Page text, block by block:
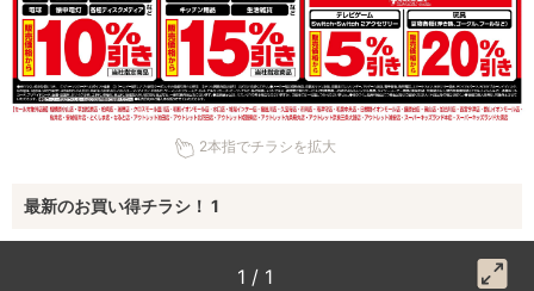
2本指でチラシを拡大
最新のお買い得チラシ！ 1
1 / 1